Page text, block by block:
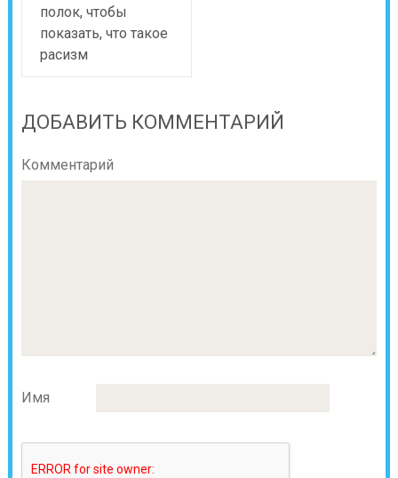
полок, чтобы
показать, что такое
расизм
ДОБАВИТЬ КОММЕНТАРИЙ
Комментарий
Имя